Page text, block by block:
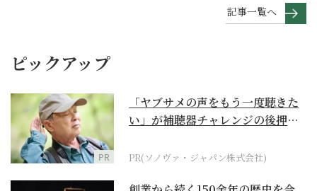
記事一覧へ
ピックアップ
PR
「ヤブサメの声をもう一度聴きた
い」が補聴器チャレンジの後押し
PR(ソノヴァ・ジャパン株式会社)